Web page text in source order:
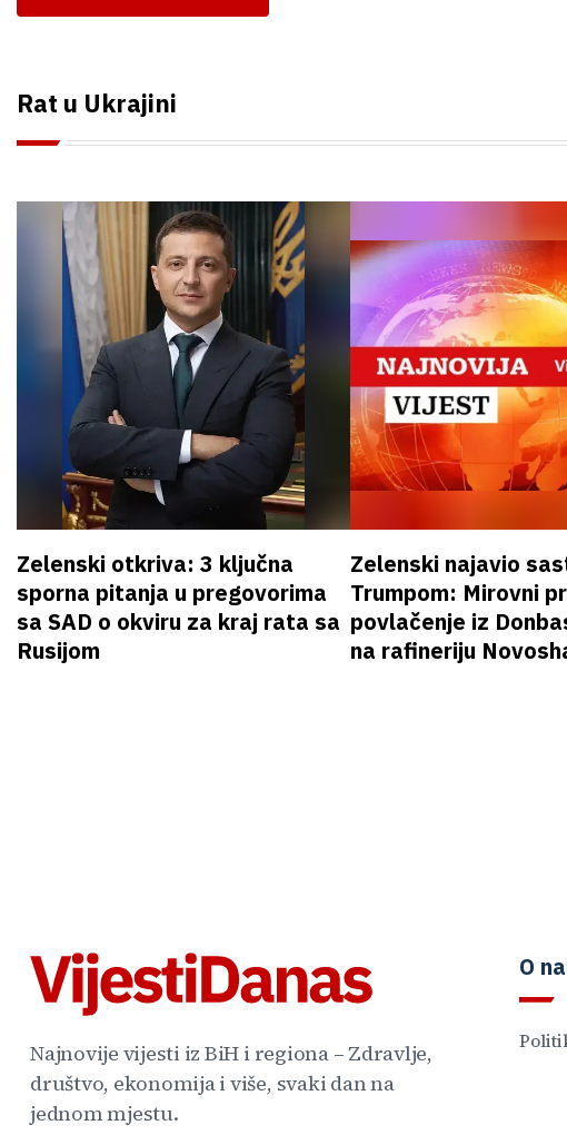
Rat u Ukrajini
Zelenski otkriva: 3 ključna
sporna pitanja u pregovorima
sa SAD o okviru za kraj rata sa
Rusijom
Zelenski najavio
Trumpom: Mirovni
povlačenje iz
na rafineriju
Najnovije vijesti iz BiH i regiona – Zdravlje,
društvo, ekonomija i više, svaki dan na
jednom mjestu.
O